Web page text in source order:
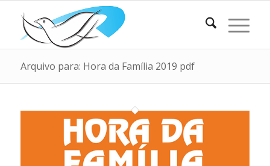
Arquivo para: Hora da Família 2019 pdf